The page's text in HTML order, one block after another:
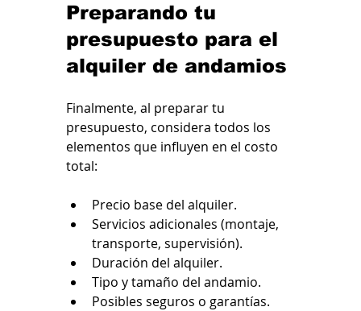
Preparando tu
presupuesto para el
alquiler de andamios
Finalmente, al preparar tu
presupuesto, considera todos los
elementos que influyen en el costo
total:
Precio base del alquiler.
Servicios adicionales (montaje,
transporte, supervisión).
Duración del alquiler.
Tipo y tamaño del andamio.
Posibles seguros o garantías.